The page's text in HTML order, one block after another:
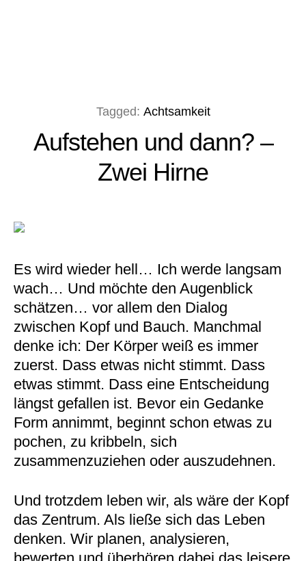
Tagged: Achtsamkeit
Aufstehen und dann? –
Zwei Hirne
Es wird wieder hell… Ich werde langsam
wach… Und möchte den Augenblick
schätzen… vor allem den Dialog
zwischen Kopf und Bauch. Manchmal
denke ich: Der Körper weiß es immer
zuerst. Dass etwas nicht stimmt. Dass
etwas stimmt. Dass eine Entscheidung
längst gefallen ist. Bevor ein Gedanke
Form annimmt, beginnt schon etwas zu
pochen, zu kribbeln, sich
zusammenzuziehen oder auszudehnen.
Und trotzdem leben wir, als wäre der Kopf
das Zentrum. Als ließe sich das Leben
denken. Wir planen, analysieren,